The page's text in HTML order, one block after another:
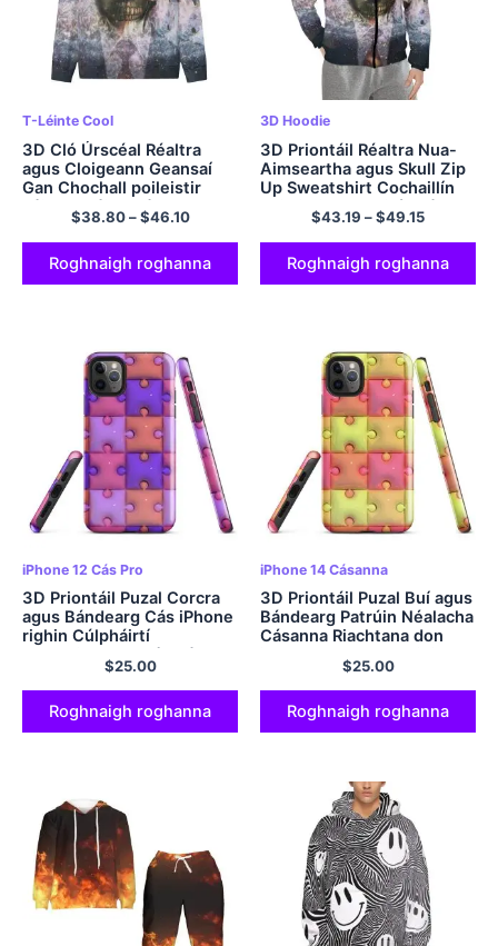
T-Léinte Cool
3D Cló Úrscéal Réaltra
agus Cloigeann Geansaí
Gan Chochall poileistir
Léine T Léine Réaltra
Cochaillín Éadroma T-
Léine Fada muinchille Méid
an AE
$38.80–$46.10
Roghnaigh roghanna
3D Hoodie
3D Priontáil Réaltra Nua-
Aimseartha agus Skull Zip
Up Sweatshirt Cochaillín
poileistir Cochaillín Réaltra
Hoodie Cochaillín Cool
$43.19 –$49.15
Roghnaigh roghanna
iPhone 12 Cás Pro
3D Priontáil Puzal Corcra
agus Bándearg Cás iPhone
righin Cúlpháirtí
Cruthaitheach Dúshlánach
do Do iPhone
$25.00
Roghnaigh roghanna
iPhone 14 Cásanna
3D Priontáil Puzal Buí agus
Bándearg Patrúin Néalacha
Cásanna Riachtana don
iPhone 15 14 Plus Mini Pro
$25.00
Roghnaigh roghanna